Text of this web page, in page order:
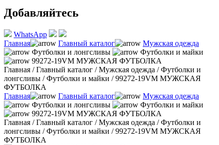
Добавляйтесь
WhatsApp
Главная
Главный каталог
Мужская одежда
Футболки и лонгсливы
Футболки и майки
99272-19VM МУЖСКАЯ ФУТБОЛКА
Главная /Главный каталог /Мужская одежда /Футболки и
лонгсливы /Футболки и майки /99272-19VM МУЖСКАЯ
ФУТБОЛКА
Главная
Главный каталог
Мужская одежда
Футболки и лонгсливы
Футболки и майки
99272-19VM МУЖСКАЯ ФУТБОЛКА
Главная /Главный каталог /Мужская одежда /Футболки и
лонгсливы /Футболки и майки /99272-19VM МУЖСКАЯ
ФУТБОЛКА